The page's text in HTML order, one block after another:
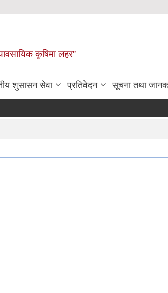
कृषिमा लहर”
शुसासन सेवा प्रतिवेदन सूचना तथा